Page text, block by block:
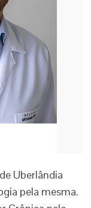
Uberlândia
pela mesma.